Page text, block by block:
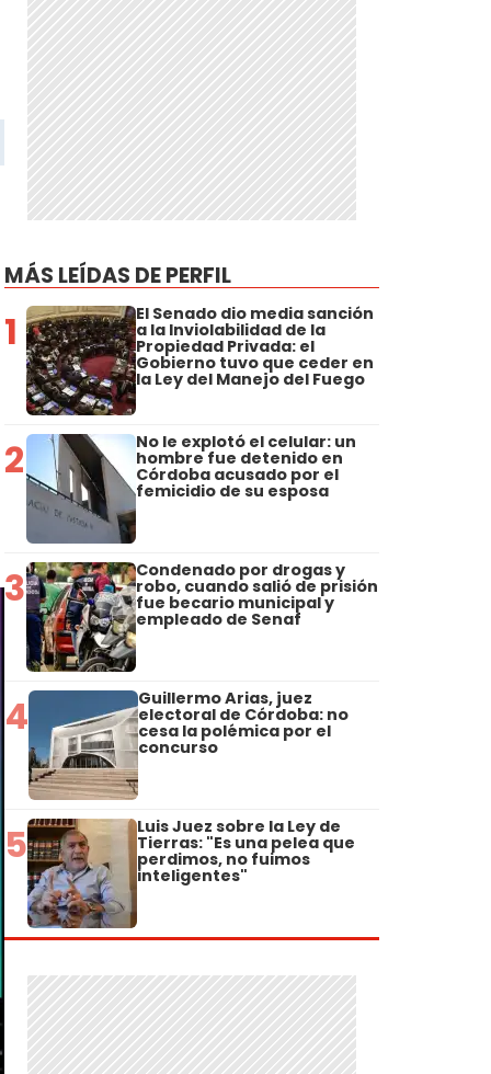
MÁS LEÍDAS DE PERFIL
1 El Senado dio media sanción
a la Inviolabilidad de la
Propiedad Privada: el
Gobierno tuvo que ceder en
la Ley del Manejo del Fuego
2 No le explotó el celular: un
hombre fue detenido en
Córdoba acusado por el
femicidio de su esposa
3 Condenado por drogas y
robo, cuando salió de prisión
fue becario municipal y
empleado de Senaf
4 Guillermo Arias, juez
electoral de Córdoba: no
cesa la polémica por el
concurso
5 Luis Juez sobre la Ley de
Tierras: "Es una pelea que
perdimos, no fuimos
inteligentes"